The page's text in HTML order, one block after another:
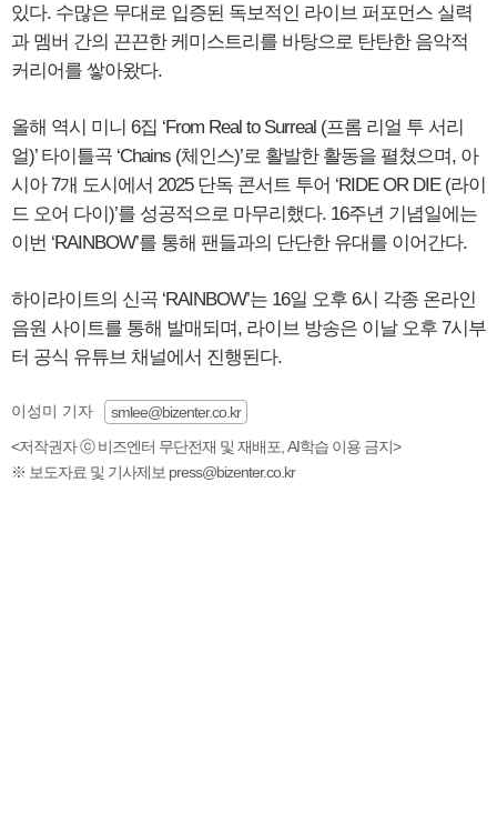
있다. 수많은 무대로 입증된 독보적인 라이브 퍼포먼스 실력
과 멤버 간의 끈끈한 케미스트리를 바탕으로 탄탄한 음악적
커리어를 쌓아왔다.
올해 역시 미니 6집 ‘From Real to Surreal (프롬 리얼 투 서리
얼)’ 타이틀곡 ‘Chains (체인스)’로 활발한 활동을 펼쳤으며, 아
시아 7개 도시에서 2025 단독 콘서트 투어 ‘RIDE OR DIE (라이
드 오어 다이)’를 성공적으로 마무리했다. 16주년 기념일에는
이번 ‘RAINBOW’를 통해 팬들과의 단단한 유대를 이어간다.
하이라이트의 신곡 ‘RAINBOW’는 16일 오후 6시 각종 온라인
음원 사이트를 통해 발매되며, 라이브 방송은 이날 오후 7시부
터 공식 유튜브 채널에서 진행된다.
이성미 기자
smlee@bizenter.co.kr
<저작권자 ⓒ 비즈엔터 무단전재 및 재배포, AI학습 이용 금지>
※ 보도자료 및 기사제보 press@bizenter.co.kr